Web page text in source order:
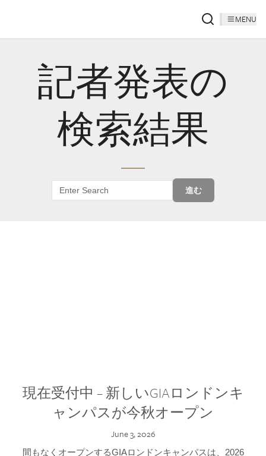
MENU
記者発表の
検索結果
進む
現在受付中 – 新しいGIAロンドンキ
ャンパスが今秋オープン
June 3, 2026
間もなくオープンするGIAロンドンキャンパスは、2026